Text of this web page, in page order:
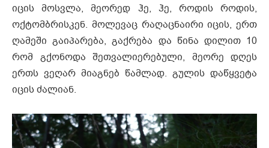
იცის მოსვლა, მეორედ ჰე, ჰე, როდის როდის,
ოქტომბრისკენ. მოლევაც რაღაცნაირი იცის, ერთ
ღამეში გაიპარება, გაქრება და წინა დილით 10
რომ გქონოდა შეთვალიერებული, მეორე დღეს
ერთს ვეღარ მიაგნებ წამლად. გულის დაწყვეტა
იცის ძალიან.